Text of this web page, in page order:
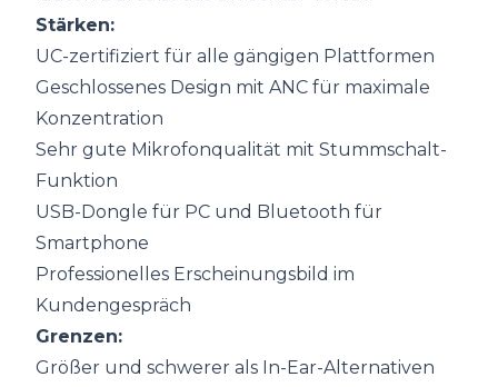
Stärken:
UC-zertifiziert für alle gängigen Plattformen
Geschlossenes Design mit ANC für maximale
Konzentration
Sehr gute Mikrofonqualität mit Stummschalt-
Funktion
USB-Dongle für PC und Bluetooth für
Smartphone
Professionelles Erscheinungsbild im
Kundengespräch
Grenzen:
Größer und schwerer als In-Ear-Alternativen